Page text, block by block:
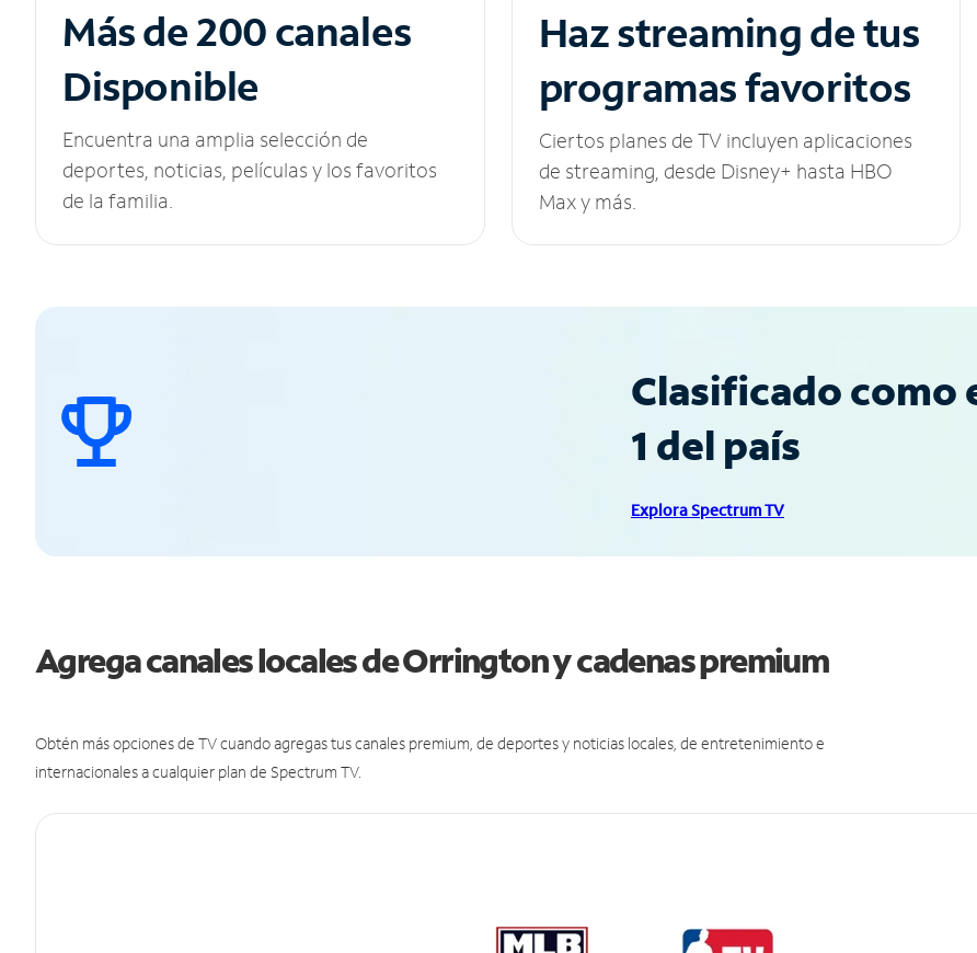
Más de 200 canales
Disponible
Encuentra una amplia selección de
deportes, noticias, películas y los favoritos
de la familia.
Haz streaming de tus
programas favoritos
Ciertos planes de TV incluyen aplicaciones
de streaming, desde Disney+ hasta HBO
Max y más.
Clasificado como
1 del país
Explora Spectrum TV
Agrega canales locales de Orrington y cadenas premium
Obtén más opciones de TV cuando agregas tus canales premium, de deportes y noticias locales, de entretenimiento e
internacionales a cualquier plan de Spectrum TV.